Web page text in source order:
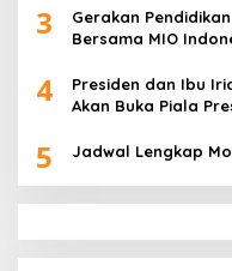
3
Gerakan
Bersama MIO
4
Presiden dan Ibu
Akan Buka Piala
5 Jadwal Lengkap